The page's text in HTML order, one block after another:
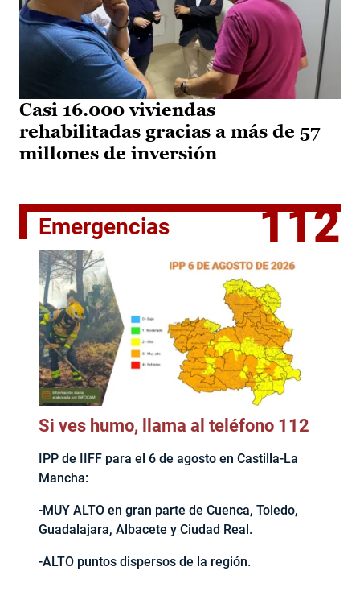
Casi 16.000 viviendas
rehabilitadas gracias a más de 57
millones de inversión
Emergencias 112
Si ves humo, llama al teléfono 112
IPP de IIFF para el 6 de agosto en Castilla-La
Mancha:
-MUY ALTO en gran parte de Cuenca, Toledo,
Guadalajara, Albacete y Ciudad Real.
-ALTO puntos dispersos de la región.